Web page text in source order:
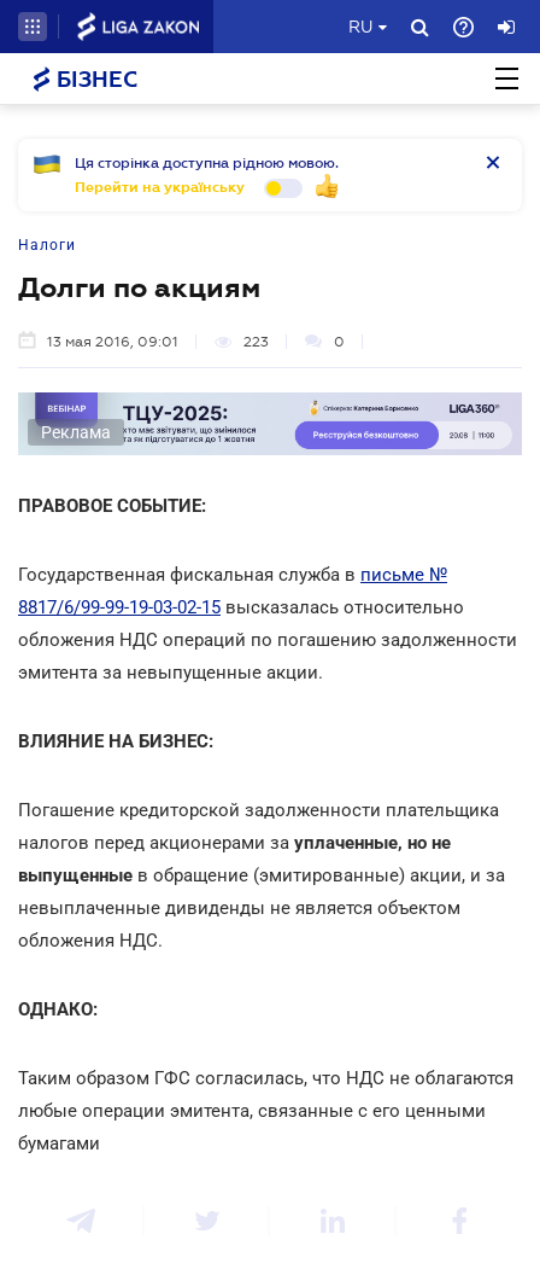
RU
БІЗНЕС
Ця сторінка доступна рідною мовою.
Перейти на українську
Налоги
Долги по акциям
13 мая 2016, 09:01 223 0
Реклама
ПРАВОВОЕ СОБЫТИЕ:
Государственная фискальная служба в письме №
8817/6/99-99-19-03-02-15 высказалась относительно
обложения НДС операций по погашению задолженности
эмитента за невыпущенные акции.
ВЛИЯНИЕ НА БИЗНЕС:
Погашение кредиторской задолженности плательщика
налогов перед акционерами за уплаченные, но не
выпущенные в обращение (эмитированные) акции, и за
невыплаченные дивиденды не является объектом
обложения НДС.
ОДНАКО:
Таким образом ГФС согласилась, что НДС не облагаются
любые операции эмитента, связанные с его ценными
бумагами